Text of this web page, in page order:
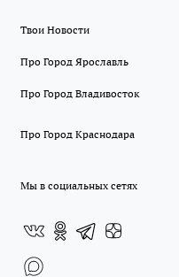
Твои Новости
Про Город Ярославль
Про Город Владивосток
Про Город Краснодара
Мы в социальных сетях